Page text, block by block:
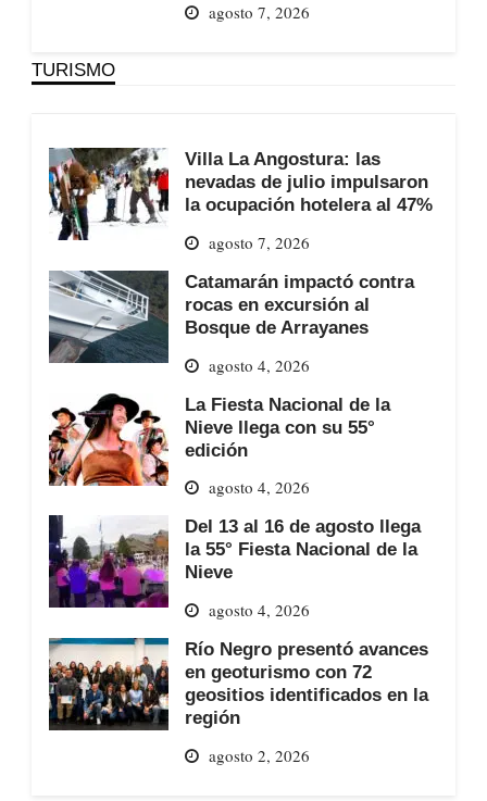
agosto 7, 2026
TURISMO
Villa La Angostura: las
nevadas de julio impulsaron
la ocupación hotelera al 47%
agosto 7, 2026
Catamarán impactó contra
rocas en excursión al
Bosque de Arrayanes
agosto 4, 2026
La Fiesta Nacional de la
Nieve llega con su 55°
edición
agosto 4, 2026
Del 13 al 16 de agosto llega
la 55° Fiesta Nacional de la
Nieve
agosto 4, 2026
Río Negro presentó avances
en geoturismo con 72
geositios identificados en la
región
agosto 2, 2026